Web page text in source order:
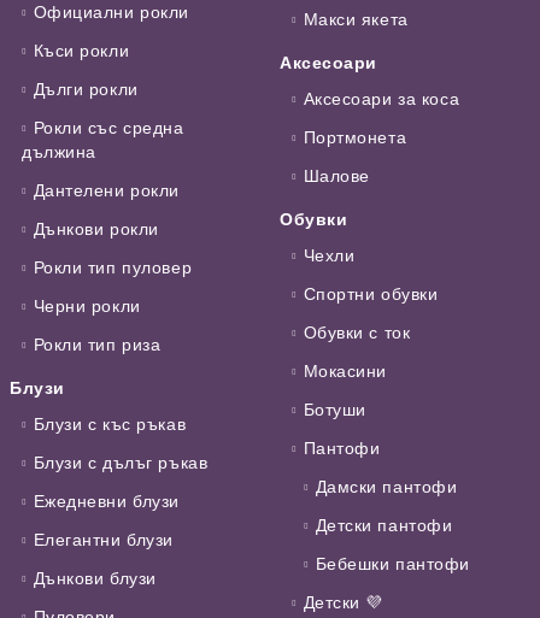
Официални рокли
Къси рокли
Дълги рокли
Рокли със средна
дължина
Дантелени рокли
Дънкови рокли
Рокли тип пуловер
Черни рокли
Рокли тип риза
Блузи
Блузи с къс ръкав
Блузи с дълъг ръкав
Ежедневни блузи
Елегантни блузи
Дънкови блузи
Макси якета
Аксесоари
Аксесоари за коса
Портмонета
Шалове
Обувки
Чехли
Спортни обувки
Обувки с ток
Мокасини
Ботуши
Пантофи
Дамски пантофи
Детски пантофи
Бебешки пантофи
Детски 💜